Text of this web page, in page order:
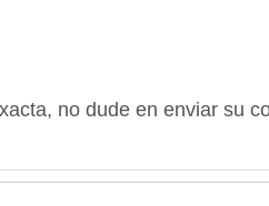
no dude en enviar su